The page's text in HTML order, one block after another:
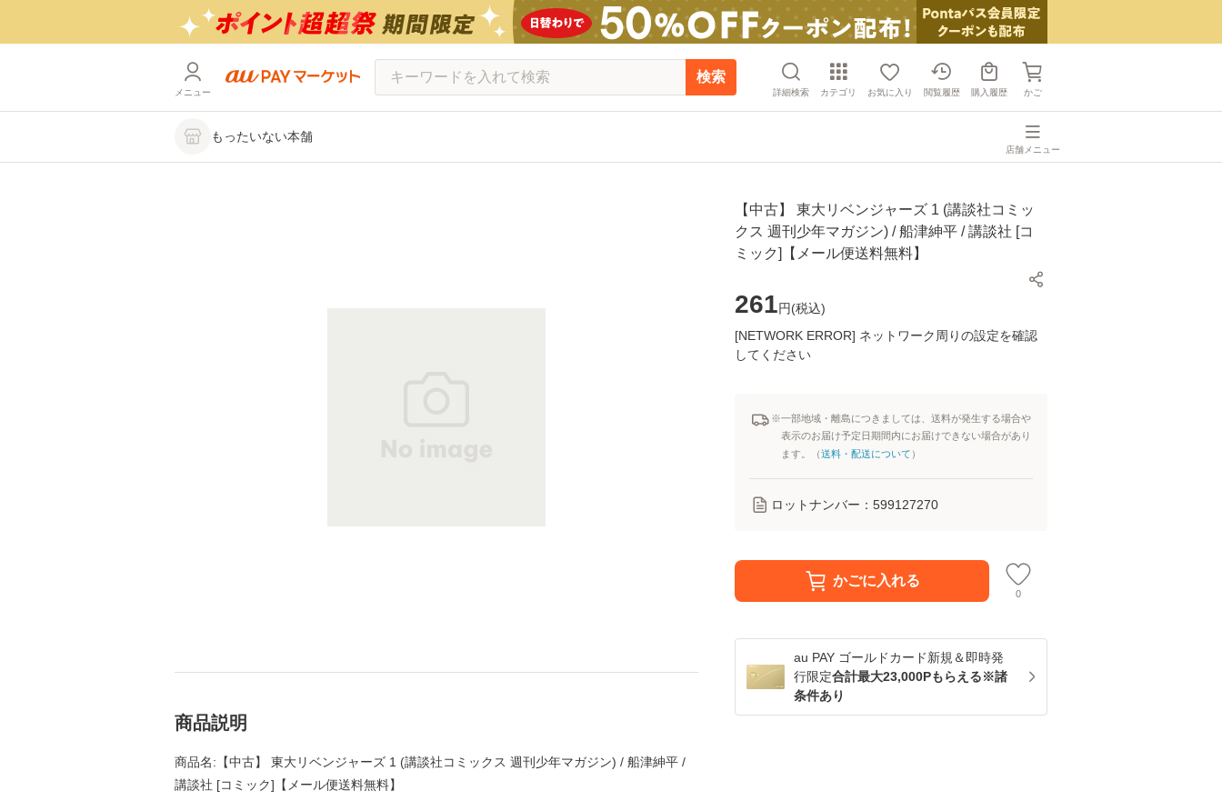
メニュー
検索
詳細検索 カテゴリ お気に入り 閲覧履歴 購入履歴 かご
もったいない本舗
店舗メニュー
【中古】 東大リベンジャーズ 1 (講談社コミッ
クス 週刊少年マガジン) / 船津紳平 / 講談社 [コ
ミック]【メール便送料無料】
261円(税込)
[NETWORK ERROR] ネットワーク周りの設定を確認
してください
※一部地域・離島につきましては、送料が発生する場合や
表示のお届け予定日期間内にお届けできない場合があり
ます。（送料・配送について ）
ロットナンバー： 599127270
かごに入れる
0
au PAY ゴールドカード新規＆即時発
行限定合計最大23,000Pもらえる※諸
条件あり
商品説明
商品名:【中古】 東大リベンジャーズ 1 (講談社コミックス 週刊少年マガジン) / 船津紳平 /
講談社 [コミック]【メール便送料無料】